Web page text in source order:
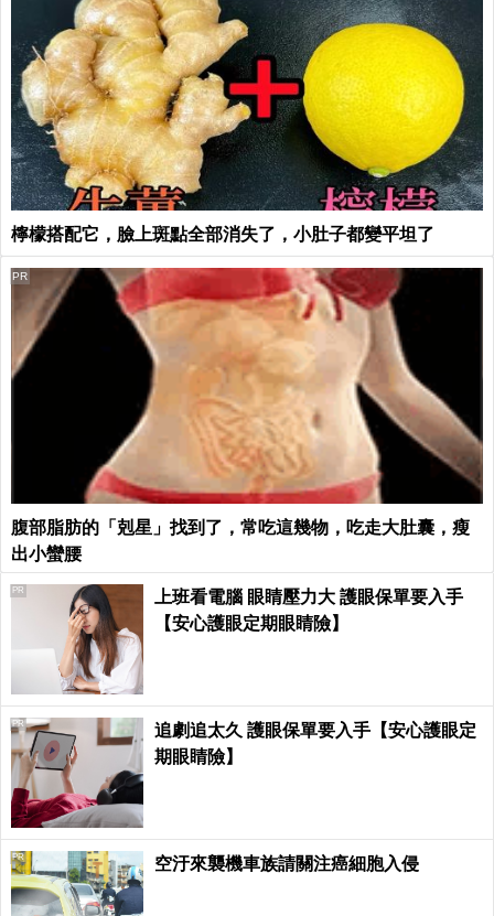
檸檬搭配它，臉上斑點全部消失了，小肚子都變平坦了
腹部脂肪的「剋星」找到了，常吃這幾物，吃走大肚囊，瘦
出小蠻腰
PR
上班看電腦 眼睛壓力大 護眼保單要入手
【安心護眼定期眼睛險】
PR
追劇追太久 護眼保單要入手【安心護眼定
期眼睛險】
PR
空汙來襲機車族請關注癌細胞入侵
PR